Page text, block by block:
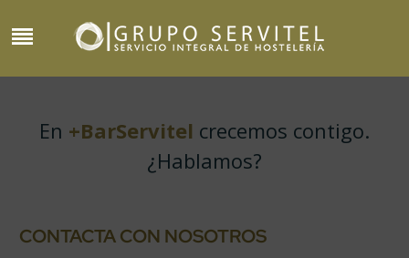
En +BarServitel crecemos contigo.
¿Hablamos?
CONTACTA CON NOSOTROS